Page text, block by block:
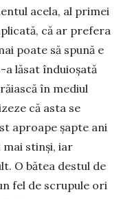
acela, al primei
că ar prefera
poate să spună e
a lăsat înduioșată
în mediul
că asta se
aproape șapte ani
stinși, iar
O bătea destul de
fel de scrupule ori